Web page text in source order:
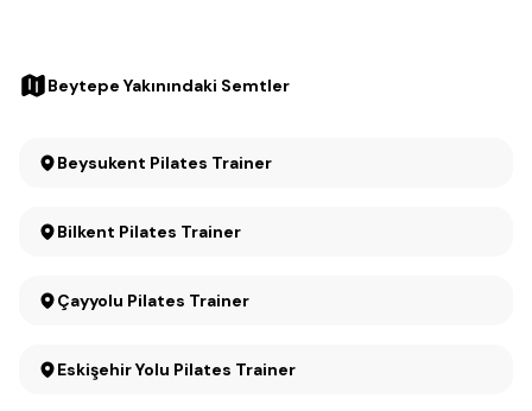
Beytepe Yakınındaki Semtler
Beysukent Pilates Trainer
Bilkent Pilates Trainer
Çayyolu Pilates Trainer
Eskişehir Yolu Pilates Trainer